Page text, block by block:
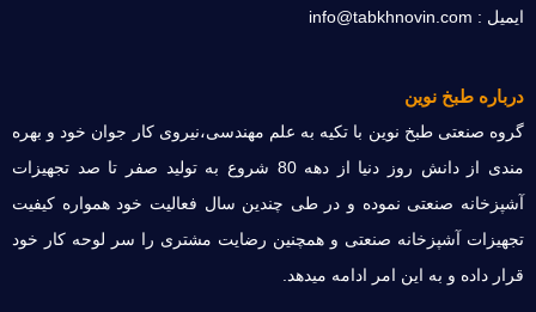
ایمیل : info@tabkhnovin.com
درباره طبخ نوین
گروه صنعتی طبخ نوین با تکیه به علم مهندسی،نیروی کار جوان خود و بهره
مندی از دانش روز دنیا از دهه 80 شروع به تولید صفر تا صد تجهیزات
آشپزخانه صنعتی نموده و در طی چندین سال فعالیت خود همواره کیفیت
تجهیزات آشپزخانه صنعتی و همچنین رضایت مشتری را سر لوحه کار خود
قرار داده و به این امر ادامه میدهد.